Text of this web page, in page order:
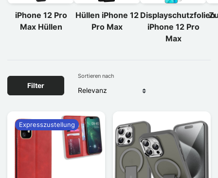
iPhone 12 Pro
Max Hüllen
Hüllen iPhone 12
Pro Max
Displayschutzfolien
iPhone 12 Pro
Max
Filter
Sortieren nach
Expresszustellung